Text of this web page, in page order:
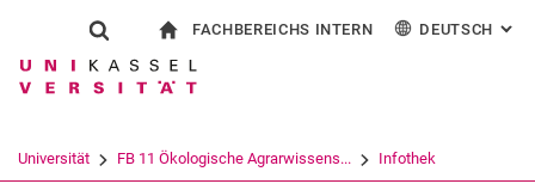
Springe direkt zu: Inhalt
Springe direkt zu: Suche
Springe direkt zu:
Suchformular
Suchbegriff
FACHBEREICHS INTERN DEUTSCH :
Universität FB 11 Ökologische Agrarwissens... Infothek